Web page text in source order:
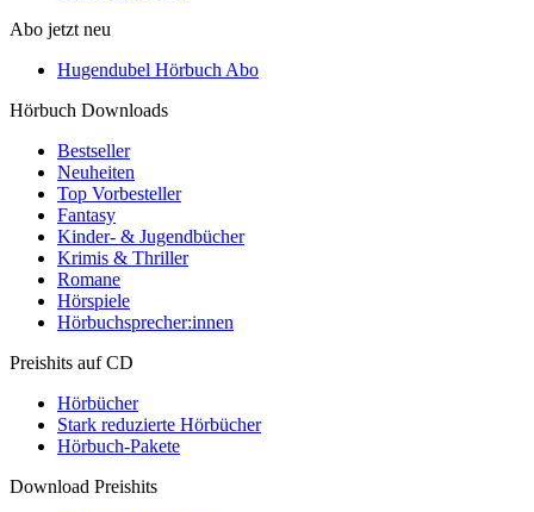
Abo jetzt neu
Hugendubel Hörbuch Abo
Hörbuch Downloads
Bestseller
Neuheiten
Top Vorbesteller
Fantasy
Kinder- & Jugendbücher
Krimis & Thriller
Romane
Hörspiele
Hörbuchsprecher:innen
Preishits auf CD
Hörbücher
Stark reduzierte Hörbücher
Hörbuch-Pakete
Download Preishits